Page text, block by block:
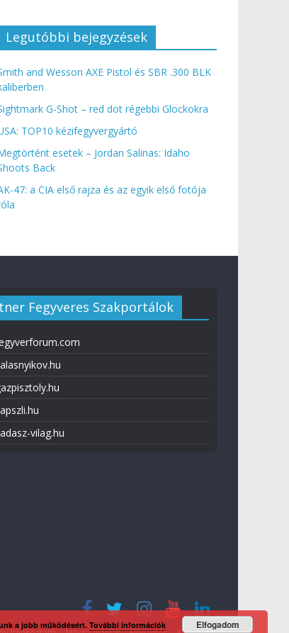
Legutóbbi bejegyzések
and Wesson AXE Pistol és SBR .300 BLK
G-Shot – red dot régebbi Glockokra
TOP10 kézifegyvergyártó
esetek – Jordan Salinas: Idaho
Back
47: a CIA első rajza és az egyik első fotója
Fegyveres Szakportálok
vilag.hu
a jobb működésért. További információk Elfogadom